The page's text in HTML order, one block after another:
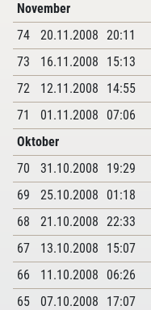
November
74
20.11.2008 20:11
73
16.11.2008 15:13
72
12.11.2008 14:55
71
01.11.2008 07:06
Oktober
70
31.10.2008 19:29
69
25.10.2008 01:18
68
21.10.2008 22:33
67
13.10.2008 15:07
66
11.10.2008 06:26
65
07.10.2008 17:07